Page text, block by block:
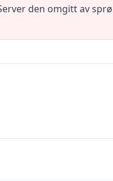
den omgitt av